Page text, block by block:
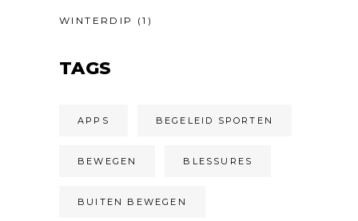
WINTERDIP (1)
TAGS
APPS BEGELEID SPORTEN
BEWEGEN BLESSURES
BUITEN BEWEGEN